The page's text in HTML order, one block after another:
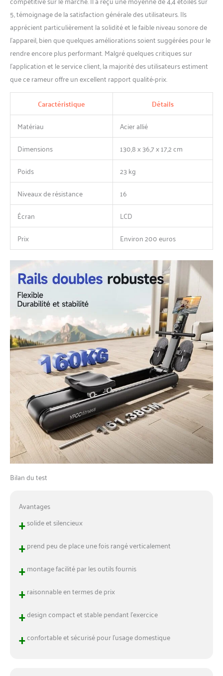
de vidéos ou de musique
tout en ramant à la maison.
【Conception stable et
conviviale】Dimensions :
161,5 x 41,5 x 81 cm. Les
doubles rails coulissants du
rameur pliable assurent
stabilité et sécurité,
supportant une capacité
allant jusqu'à 160 kg (350 lb).
Le rameur pliable de 161,5
cm est adapté pour les
utilisateurs de 1,45 à 1,9 m,
ce qui le rend adapté pour
un usage familial.
5, témoignage de la satisfaction générale des utilisateurs. Ils
apprécient particulièrement la solidité et le faible niveau sonore de
l’appareil, bien que quelques améliorations soient suggérées pour le
rendre encore plus performant. Malgré quelques critiques sur
l’application et le service client, la majorité des utilisateurs estiment
que ce rameur offre un excellent rapport qualité-prix.
Caractéristique Détails
Matériau
Acier allié
Dimensions
130,8 x 36,7 x 17,2 cm
Poids
23 kg
Niveaux de résistance
16
Écran
LCD
Prix
Environ 200 euros
Bilan du test
Avantages
+solide et silencieux
+prend peu de place une fois rangé verticalement
+montage facilité par les outils fournis
+raisonnable en termes de prix
+design compact et stable pendant l’exercice
+confortable et sécurisé pour l’usage domestique